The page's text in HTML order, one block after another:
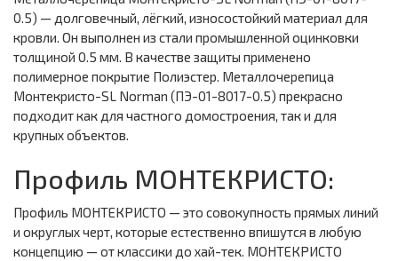
0.5) — долговечный, лёгкий, износостойкий материал для
кровли. Он выполнен из стали промышленной оцинковки
толщиной 0.5 мм. В качестве защиты применено
полимерное покрытие Полиэстер. Металлочерепица
Монтекристо-SL Norman (ПЭ-01-8017-0.5) прекрасно
подходит как для частного домостроения, так и для
крупных объектов.
Профиль МОНТЕКРИСТО:
Профиль МОНТЕКРИСТО — это совокупность прямых линий
и округлых черт, которые естественно впишутся в любую
концепцию — от классики до хай-тек. МОНТЕКРИСТО